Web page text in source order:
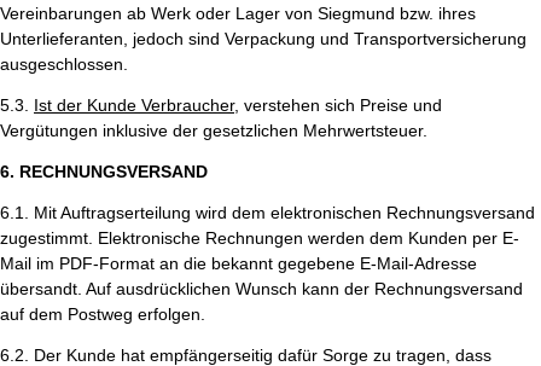
Vereinbarungen ab Werk oder Lager von Siegmund bzw. ihres
Unterlieferanten, jedoch sind Verpackung und Transportversicherung
ausgeschlossen.
5.3. Ist der Kunde Verbraucher, verstehen sich Preise und
Vergütungen inklusive der gesetzlichen Mehrwertsteuer.
6. RECHNUNGSVERSAND
6.1. Mit Auftragserteilung wird dem elektronischen Rechnungsversand
zugestimmt. Elektronische Rechnungen werden dem Kunden per E-
Mail im PDF-Format an die bekannt gegebene E-Mail-Adresse
übersandt. Auf ausdrücklichen Wunsch kann der Rechnungsversand
auf dem Postweg erfolgen.
6.2. Der Kunde hat empfängerseitig dafür Sorge zu tragen, dass